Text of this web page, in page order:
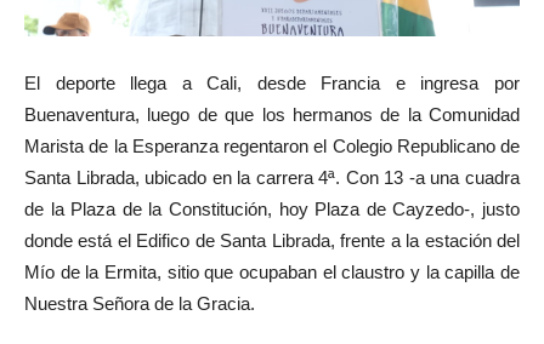
El deporte llega a Cali, desde Francia e ingresa por
Buenaventura, luego de que los hermanos de la Comunidad
Marista de la Esperanza regentaron el Colegio Republicano de
Santa Librada, ubicado en la carrera 4ª. Con 13 -a una cuadra
de la Plaza de la Constitución, hoy Plaza de Cayzedo-, justo
donde está el Edifico de Santa Librada, frente a la estación del
Mío de la Ermita, sitio que ocupaban el claustro y la capilla de
Nuestra Señora de la Gracia.